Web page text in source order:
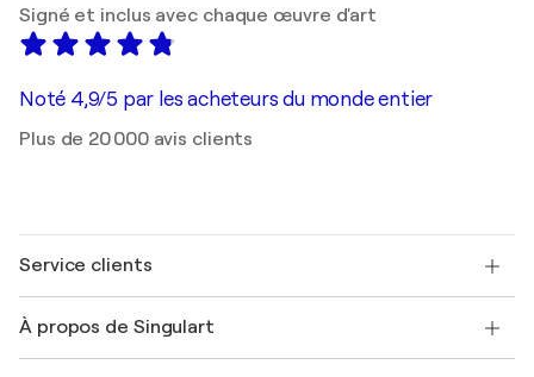
Signé et inclus avec chaque œuvre d'art
Noté 4,9/5 par les acheteurs du monde entier
Plus de 20 000 avis clients
Service clients
Expédition
À propos de Singulart